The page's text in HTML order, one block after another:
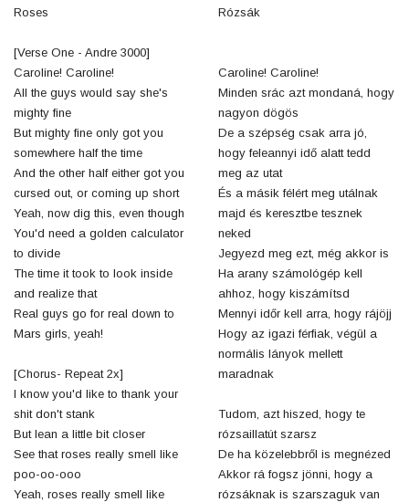
Roses
[Verse One - Andre 3000]
Caroline! Caroline!
All the guys would say she's
mighty fine
But mighty fine only got you
somewhere half the time
And the other half either got you
cursed out, or coming up short
Yeah, now dig this, even though
You'd need a golden calculator
to divide
The time it took to look inside
and realize that
Real guys go for real down to
Mars girls, yeah!
[Chorus- Repeat 2x]
I know you'd like to thank your
shit don't stank
But lean a little bit closer
See that roses really smell like
poo-oo-ooo
Yeah, roses really smell like
Rózsák
Caroline! Caroline!
Minden srác azt mondaná, hogy
nagyon dögös
De a szépség csak arra jó,
hogy feleannyi idő alatt tedd
meg az utat
És a másik félért meg utálnak
majd és keresztbe tesznek
neked
Jegyezd meg ezt, még akkor is
Ha arany számológép kell
ahhoz, hogy kiszámítsd
Mennyi időr kell arra, hogy rájöjj
Hogy az igazi férfiak, végül a
normális lányok mellett
maradnak
Tudom, azt hiszed, hogy te
rózsaillatút szarsz
De ha közelebbről is megnézed
Akkor rá fogsz jönni, hogy a
rózsáknak is szarszaguk van